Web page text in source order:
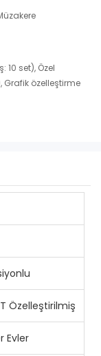
10 set), Özel
Grafik özelleştirme
Özelleştirilmiş
Evler